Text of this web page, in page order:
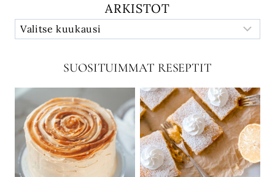
ARKISTOT
SUOSITUIMMAT RESEPTIT